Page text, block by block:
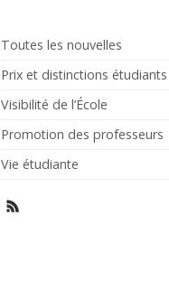
Toutes les nouvelles
Prix et distinctions étudiants
Visibilité de l’École
Promotion des professeurs
Vie étudiante